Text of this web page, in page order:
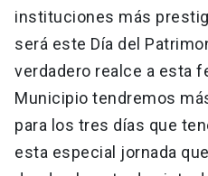
instituciones más
será este Día del
verdadero realce a esta
Municipio tendremos
para los tres días que
esta especial jornada